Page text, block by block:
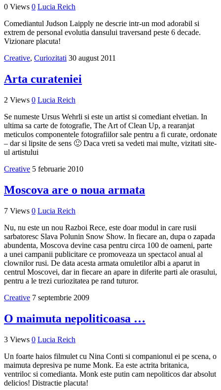
0 Views 0 Lucia Reich
Comediantul Judson Laipply ne descrie intr-un mod adorabil si
extrem de personal evolutia dansului traversand peste 6 decade.
Vizionare placuta!
Creative, Curiozitati 30 august 2011
Arta curateniei
2 Views 0 Lucia Reich
Se numeste Ursus Wehrli si este un artist si comediant elvetian. In
ultima sa carte de fotografie, The Art of Clean Up, a rearanjat
meticulos componentele fotografiilor sale pentru a fi curate, ordonate
– dar si lipsite de sens 🙂 Daca vreti sa vedeti mai multe, vizitati site-
ul artistului
Creative 5 februarie 2010
Moscova are o noua armata
7 Views 0 Lucia Reich
Nu, nu este un nou Razboi Rece, este doar modul in care rusii
sarbatoresc Slava Polunin Snow Show. In fiecare an, dupa o zapada
abundenta, Moscova devine casa pentru circa 100 de oameni, parte
a unei campanii publicitare ce promoveaza un spectacol anual al
clownilor rusi. De data acesta armata omuletilor albi a aparut in
centrul Moscovei, dar in fiecare an apare in diferite parti ale orasului,
pentru a le trezi curiozitatea pe rand tuturor.
Creative 7 septembrie 2009
O maimuta nepoliticoasa …
3 Views 0 Lucia Reich
Un foarte haios filmulet cu Nina Conti si companionul ei pe scena, o
maimuta depresiva pe nume Monk. Ea este actrita britanica,
ventriloc si comedianta. Monk este putin cam nepoliticos dar absolut
delicios! Distractie placuta!